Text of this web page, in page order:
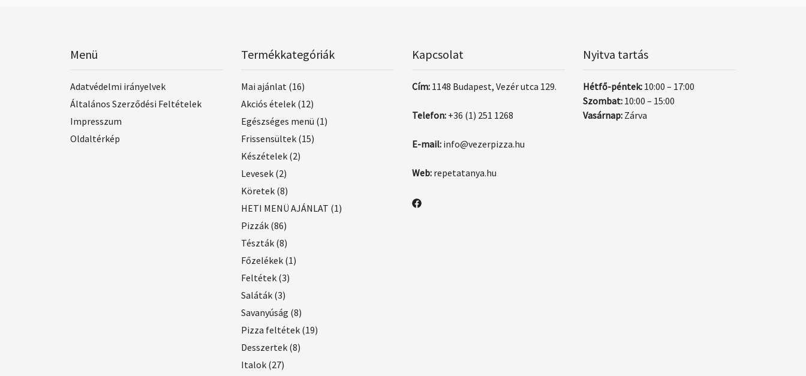
Menü
Adatvédelmi irányelvek
Általános Szerződési Feltételek
Impresszum
Oldaltérkép
Termékkategóriák
Mai ajánlat (16)
Akciós ételek (12)
Egészséges menü (1)
Frissensültek (15)
Készételek (2)
Levesek (2)
Köretek (8)
HETI MENÜ AJÁNLAT (1)
Pizzák (86)
Tészták (8)
Főzelékek (1)
Feltétek (3)
Saláták (3)
Savanyúság (8)
Pizza feltétek (19)
Desszertek (8)
Italok (27)
Kapcsolat
Cím: 1148 Budapest, Vezér utca 129.
Telefon: +36 (1) 251 1268
E-mail: info@vezerpizza.hu
Web: repetatanya.hu
Nyitva tartás
Hétfő-péntek: 10:00 – 17:00
Szombat: 10:00 – 15:00
Vasárnap: Zárva